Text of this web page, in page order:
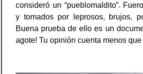
consideró un “pueblomaldito”.
y tomados por leprosos, brujos,
Buena prueba de ello es un
agote! Tu opinión cuenta menos que